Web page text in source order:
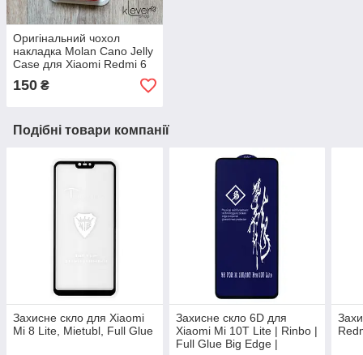
Оригінальний чохол
накладка Molan Cano Jelly
Case для Xiaomi Redmi 6
Pro (Mi A2 Lite) (червоний)
150 ₴
Подібні товари компанії
Захисне скло для Xiaomi
Mi 8 Lite, Mietubl, Full Glue
Захисне скло 6D для
Xiaomi Mi 10T Lite | Rinbo |
Full Glue Big Edge |